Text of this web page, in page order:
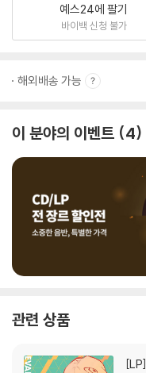
예스24에 팔기
바이백 신청 불가
해외배송 가능
이 분야의 이벤트 4
관련 상품
[LP]